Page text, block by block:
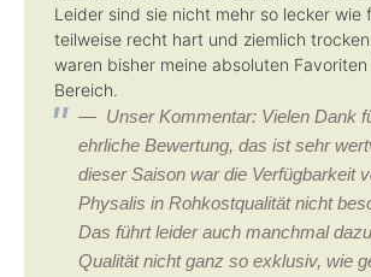
Leider sind sie nicht mehr so lecker wie
teilweise recht hart und ziemlich
waren bisher meine absoluten Favoriten
Bereich.
Unser Kommentar: Vielen Dank
ehrliche Bewertung, das ist sehr
dieser Saison war die Verfügbarkeit
Physalis in Rohkostqualität nicht
Das führt leider auch manchmal
Qualität nicht ganz so exklusiv, wie